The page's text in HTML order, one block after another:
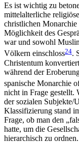
Es ist wichtig zu
mittelalterliche
christlichen Monarchie
Möglichkeit des
war und sowohl
Völkern einschloss24.
Christentum
während der
spanische Monarchie
nicht in Frage gestellt.
der sozialen Subjekte/
Klassifizierung stand
Frage, ob man den
hatte, um die
hierarchisch zu ordnen.